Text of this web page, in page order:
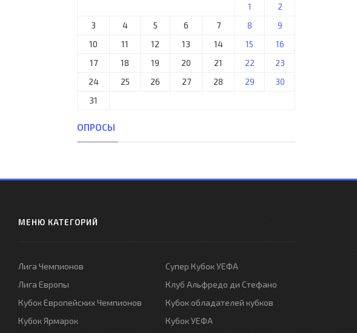
1
2
3
4 5 6 7 8
9
10
11 12 13 14 15
16
17
18 19 20 21 22
23
24
25 26 27 28 29
30
31
ОПРОСЫ
МЕНЮ КАТЕГОРИЙ
Лига Чемпионов
Лига Европы
Кубок Европейских Чемпионов
Кубок Ярмарок
Супер Кубок УЕФА
Клуб Альфредо ди Стефано
Кубок обладателей кубков
Кубок УЕФА